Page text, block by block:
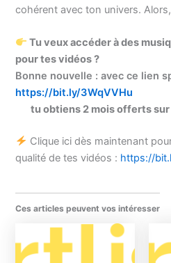
cohérent avec ton univers.
Tu veux accéder à des
pour tes vidéos ?
Bonne nouvelle : avec ce lien
https://bit.ly/3WqVVHu
tu obtiens 2 mois offerts
Clique ici dès maintenant
qualité de tes vidéos : https://
Ces articles peuvent vos intéresser